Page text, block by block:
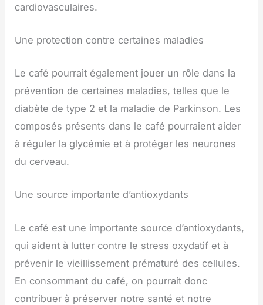
cardiovasculaires.
Une protection contre certaines maladies
Le café pourrait également jouer un rôle dans la
prévention de certaines maladies, telles que le
diabète de type 2 et la maladie de Parkinson. Les
composés présents dans le café pourraient aider
à réguler la glycémie et à protéger les neurones
du cerveau.
Une source importante d’antioxydants
Le café est une importante source d’antioxydants,
qui aident à lutter contre le stress oxydatif et à
prévenir le vieillissement prématuré des cellules.
En consommant du café, on pourrait donc
contribuer à préserver notre santé et notre